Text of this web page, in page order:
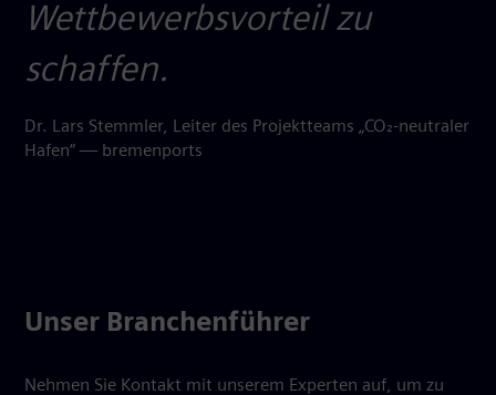
Wettbewerbsvorteil zu
schaffen.
Dr. Lars Stemmler, Leiter des Projektteams „CO₂-neutraler
Hafen“ — bremenports
Unser Branchenführer
Nehmen Sie Kontakt mit unserem Experten auf, um zu